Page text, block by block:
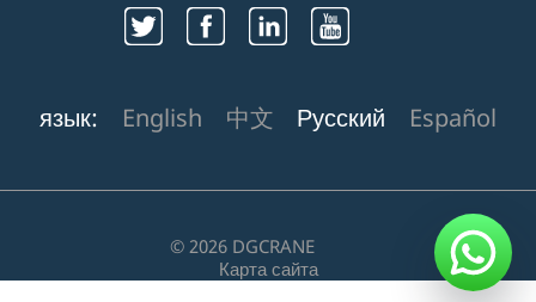
язык: English 中文 Русский Español
© 2026 DGCRANE
Карта сайта